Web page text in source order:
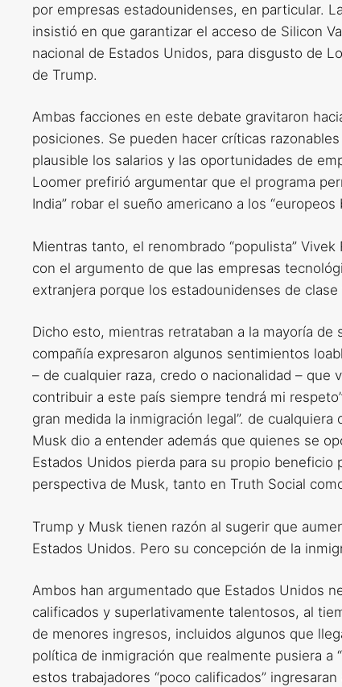
por empresas estadounidenses, en particular.
insistió en que garantizar el acceso de Silicon
nacional de Estados Unidos, para disgusto de
de Trump.
Ambas facciones en este debate gravitaron
posiciones. Se pueden hacer críticas
plausible los salarios y las oportunidades de
Loomer prefirió argumentar que el programa
India” robar el sueño americano a los “europeos
Mientras tanto, el renombrado “populista”
con el argumento de que las empresas
extranjera porque los estadounidenses de
Dicho esto, mientras retrataban a la mayoría
compañía expresaron algunos sentimientos
– de cualquier raza, credo o nacionalidad – que
contribuir a este país siempre tendrá mi
gran medida la inmigración legal”. de
Musk dio a entender además que quienes se
Estados Unidos pierda para su propio beneficio
perspectiva de Musk, tanto en Truth Social
Trump y Musk tienen razón al sugerir que
Estados Unidos. Pero su concepción de la
Ambos han argumentado que Estados Unidos
calificados y superlativamente talentosos, al
de menores ingresos, incluidos algunos que
política de inmigración que realmente pusiera a
estos trabajadores “poco calificados” ingresaran